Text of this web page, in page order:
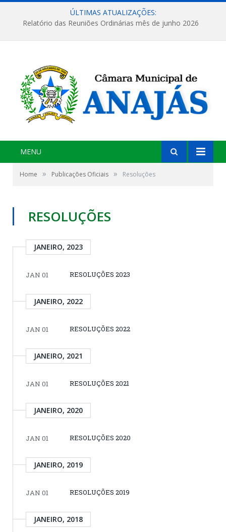
ÚLTIMAS ATUALIZAÇÕES:
Relatório das Reuniões Ordinárias mês de junho 2026
MENU
Home » Publicações Oficiais » Resoluções
RESOLUÇÕES
JANEIRO, 2023
JAN 01 RESOLUÇÕES 2023
JANEIRO, 2022
JAN 01 RESOLUÇÕES 2022
JANEIRO, 2021
JAN 01 RESOLUÇÕES 2021
JANEIRO, 2020
JAN 01 RESOLUÇÕES 2020
JANEIRO, 2019
JAN 01 RESOLUÇÕES 2019
JANEIRO, 2018